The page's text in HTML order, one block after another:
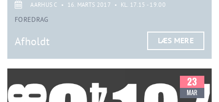
AARHUS C • 16. MARTS 2017 • KL. 17.15 - 19.00
FOREDRAG
Afholdt LÆS MERE
23
MAR